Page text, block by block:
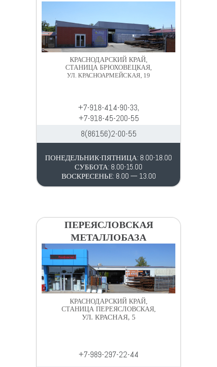
КРАСНОДАРСКИЙ КРАЙ,
СТАНИЦА БРЮХОВЕЦКАЯ,
УЛ. КРАСНОАРМЕЙСКАЯ, 19
+7-918-414-90-33,
+7-918-45-200-55
8(86156)2-00-55
ПОНЕДЕЛЬНИК-ПЯТНИЦА: 8.00-18.00
СУББОТА: 8.00-15.00
ВОСКРЕСЕНЬЕ: 8.00 — 13.00
ПЕРЕЯСЛОВСКАЯ
МЕТАЛЛОБАЗА
КРАСНОДАРСКИЙ КРАЙ,
СТАНИЦА ПЕРЕЯСЛОВСКАЯ,
УЛ. КРАСНАЯ, 5
+7-989-297-22-44